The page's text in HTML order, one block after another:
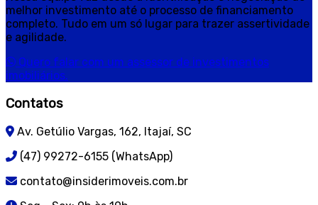
melhor investimento até o processo de financiamento
completo. Tudo em um só lugar para trazer assertividade
e agilidade.
Quero falar com um assessor de investimentos
imobiliários.
Contatos
Av. Getúlio Vargas, 162, Itajaí, SC
(47) 99272-6155 (WhatsApp)
contato@insiderimoveis.com.br